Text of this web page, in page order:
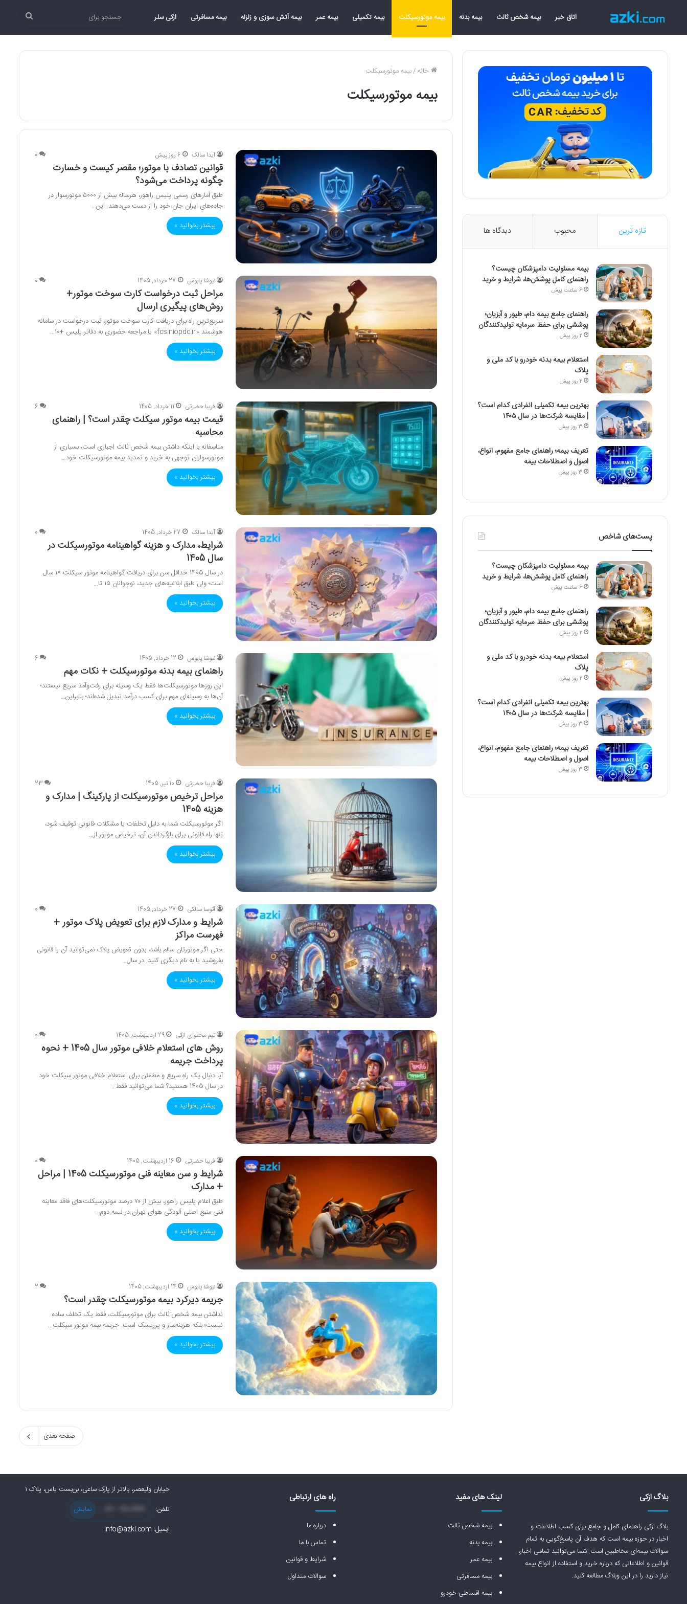
اتاق خبر بیمه شخص ثالث بیمه بدنه بیمه موتورسیکلت بیمه تکمیلی بیمه عمر بیمه آتش سوزی و زلزله بیمه مسافرتی ازکی سلر جستجو
برای
خانه /بیمه موتورسیکلت
بیمه موتورسیکلت
آیدا سالک 6 روز پیش 0
قوانین تصادف با موتور؛ مقصر کیست و خسارت
چگونه پرداخت می‌شود؟
طبق آمارهای رسمی پلیس راهور، هرساله بیش از ۵۰۰۰ موتورسوار در
جاده‌های ایران جان خود را از دست می‌دهند. این…
بیشتر بخوانید »
نیوشا پابوس 27 خرداد, 1405 0
مراحل ثبت درخواست کارت سوخت موتور+
روش‌های پیگیری ارسال
سریع‌ترین راه برای دریافت کارت سوخت موتور، ثبت درخواست در سامانه
هوشمند «fcs.niopdc.ir» یا مراجعه حضوری به دفاتر پلیس +۱۰…
بیشتر بخوانید »
فریبا حضرتی 11 خرداد, 1405 6
قیمت بیمه موتور سیکلت چقدر است؟ | راهنمای
محاسبه
متاسفانه با اینکه داشتن بیمه شخص ثالث اجباری‌ است، بسیاری از
موتورسواران توجهی به خرید و تمدید بیمه موتورسیکلت خود…
بیشتر بخوانید »
آیدا سالک 27 خرداد, 1405 0
شرایط، مدارک و هزینه گواهینامه موتورسیکلت در
سال 1405
در سال 1405 حداقل سن برای دریافت گواهینامه موتور سیکلت ۱۸ سال
است؛ ولی طبق ابلاغیه‌های جدید، نوجوانان ۱۵ تا…
بیشتر بخوانید »
نیوشا پابوس 12 خرداد, 1405 6
راهنمای بیمه بدنه موتورسیکلت + نکات مهم
این روزها موتورسیکلت‌ها فقط یک وسیله برای رفت‌وآمد سریع نیستند؛
آن‌ها به وسیله‌ای مهم برای کسب درآمد تبدیل شده‌اند؛ بنابراین…
بیشتر بخوانید »
فریبا حضرتی 10 تیر, 1405 23
مراحل ترخیص موتورسیکلت از پارکینگ | مدارک و
هزینه 1405
اگر موتورسیکلت شما به دلیل تخلفات یا مشکلات قانونی توقیف شود،
تنها راه قانونی برای بازگرداندن آن، ترخیص موتور از…
بیشتر بخوانید »
آتوسا سالکی 27 خرداد, 1405 0
شرایط و مدارک لازم برای تعویض پلاک موتور +
فهرست مراکز
حتی اگر موتورتان سالم باشد، بدون تعویض پلاک نمی‌توانید آن را قانونی
بفروشید یا به نام دیگری کنید. در سال…
بیشتر بخوانید »
تیم محتوای ازکی 29 اردیبهشت, 1405 0
روش‌ های استعلام خلافی موتور سال 1405 + نحوه
پرداخت جریمه
آیا دنبال یک راه سریع و مطمئن برای استعلام خلافی موتور سیکلت خود
در سال 1405 هستید؟ شما می‌توانید فقط…
بیشتر بخوانید »
فریبا حضرتی 16 اردیبهشت, 1405 0
شرایط و سن معاینه فنی موتورسیکلت 1405 | مراحل
+ مدارک
طبق اعلام پلیس راهور، بیش از ۷۰ درصد موتورسیکلت‌های فاقد معاینه
فنی منبع اصلی آلودگی هوای تهران در نیمه دوم…
بیشتر بخوانید »
نیوشا پابوس 14 اردیبهشت, 1405 2
جریمه دیرکرد بیمه موتورسیکلت چقدر است؟
نداشتن بیمه شخص ثالث برای موتورسیکلت، فقط یک تخلف ساده
نیست؛ بلکه هزینه‌ساز و پرریسک است. جریمه بیمه موتور سیکلت…
بیشتر بخوانید »
صفحه بعدی
تازه ترین محبوب دیدگاه ها
بیمه مسئولیت دامپزشکان چیست؟
راهنمای کامل پوشش‌ها، شرایط و خرید
6 ساعت پیش
راهنمای جامع بیمه دام، طیور و آبزیان؛
پوششی برای حفظ سرمایه تولیدکنندگان
2 روز پیش
استعلام بیمه بدنه خودرو با کد ملی و
پلاک
2 روز پیش
بهترین بیمه تکمیلی انفرادی کدام است؟
| مقایسه شرکت‌ها در سال ۱۴۰۵
3 روز پیش
تعریف بیمه؛ راهنمای جامع مفهوم، انواع،
اصول و اصطلاحات بیمه
3 روز پیش
پست‌های شاخص
بیمه مسئولیت دامپزشکان چیست؟
راهنمای کامل پوشش‌ها، شرایط و خرید
6 ساعت پیش
راهنمای جامع بیمه دام، طیور و آبزیان؛
پوششی برای حفظ سرمایه تولیدکنندگان
2 روز پیش
استعلام بیمه بدنه خودرو با کد ملی و
پلاک
2 روز پیش
بهترین بیمه تکمیلی انفرادی کدام است؟
| مقایسه شرکت‌ها در سال ۱۴۰۵
3 روز پیش
تعریف بیمه؛ راهنمای جامع مفهوم، انواع،
اصول و اصطلاحات بیمه
3 روز پیش
بلاگ ازکی
بلاگ ازکی راهنمای کامل و جامع برای کسب اطلاعات و
اخبار در حوزه بیمه است که هدف آن پاسخ‌گویی به تمام
سوالات بیمه‌ای مخاطبین است. شما می‌توانید تمامی اخبار،
قوانین و اطلاعاتی که درباره خرید و استفاده از انواع بیمه
نیاز دارید را در این وبلاگ مطالعه کنید.
لینک های مفید
بیمه شخص ثالث
بیمه بدنه
بیمه عمر
بیمه مسافرتی
بیمه اقساطی خودرو
راه های ارتباطی
درباره ما
تماس با ما
شرایط و قوانین
سوالات متداول
خیابان ولیعصر، بالاتر از پارک ساعی، بن‌بست یاس، پلاک ۱
تلفن:
نمایش
ایمیل: info@azki.com